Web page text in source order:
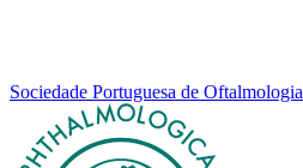
Sociedade Portuguesa de Oftalmologia